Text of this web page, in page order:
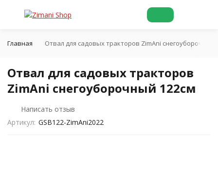
Главная Отвал для садовых тракторов ZimAni снегоуборочный
Отвал для садовых тракторов
ZimAni снегоуборочный 122см
Написать отзыв
Артикул: GSB122-ZimAni2022